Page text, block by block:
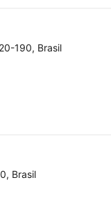
190, Brasil
Brasil